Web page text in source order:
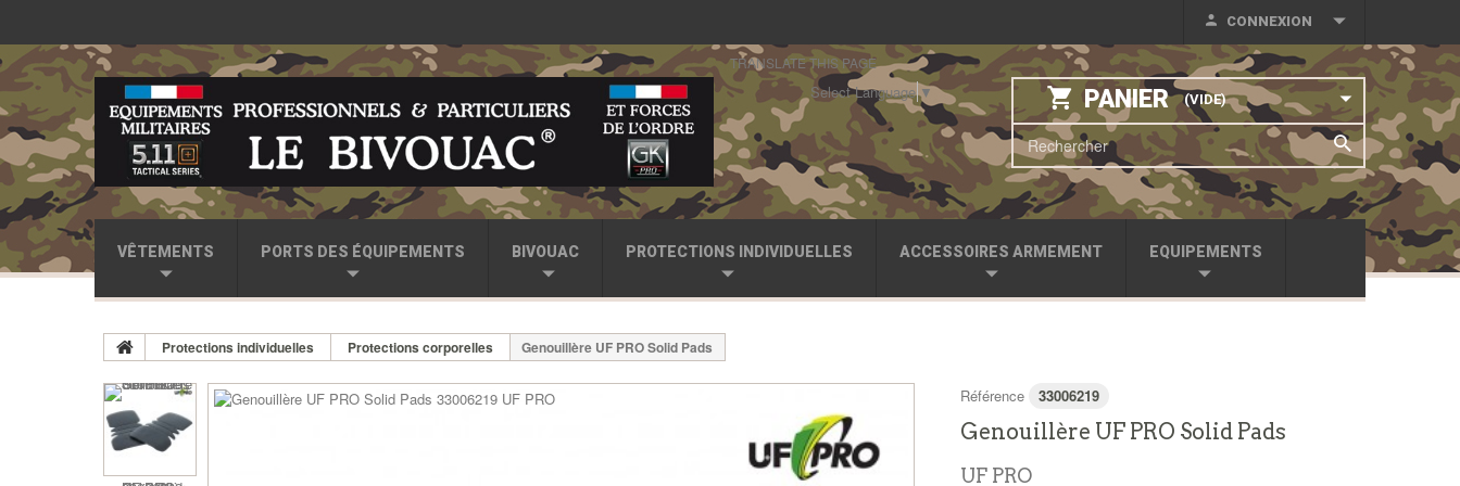
CONNEXION
PANIER (VIDE)
VÊTEMENTS PORTS DES ÉQUIPEMENTS BIVOUAC PROTECTIONS INDIVIDUELLES ACCESSOIRES ARMEMENT EQUIPEMENTS
TRANSLATE THIS PAGE
Select Language▼
Protections individuelles Protections corporelles Genouillère UF PRO Solid Pads
Référence 33006219
Genouillère UF PRO Solid Pads
UF PRO